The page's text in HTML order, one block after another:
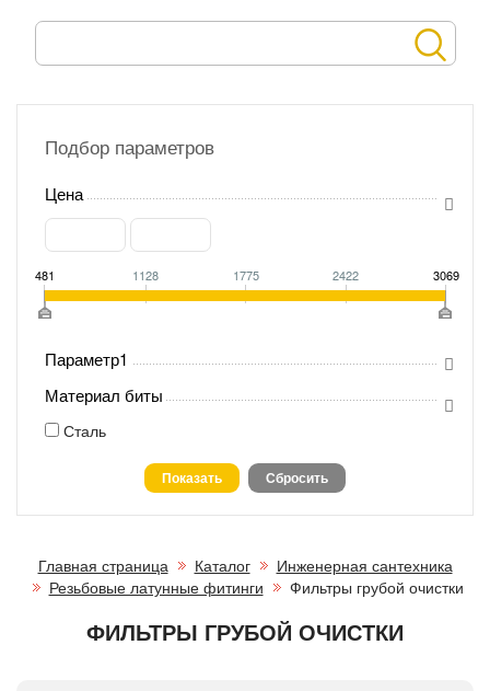
Подбор параметров
Цена
481 1128 1775 2422 3069
Параметр1
Материал биты
Сталь
Главная страница Каталог
Инженерная сантехника
Резьбовые латунные фитинги
Фильтры грубой очистки
ФИЛЬТРЫ ГРУБОЙ ОЧИСТКИ